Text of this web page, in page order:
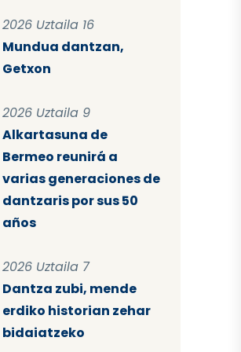
2026 Uztaila 16
Mundua dantzan,
Getxon
2026 Uztaila 9
Alkartasuna de
Bermeo reunirá a
varias generaciones de
dantzaris por sus 50
años
2026 Uztaila 7
Dantza zubi, mende
erdiko historian zehar
bidaiatzeko